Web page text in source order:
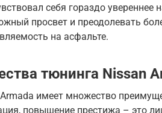
себя гораздо увереннее
просвет и преодолевать
на асфальте.
тюнинга Nissan
имеет множество
повышение престижа – это